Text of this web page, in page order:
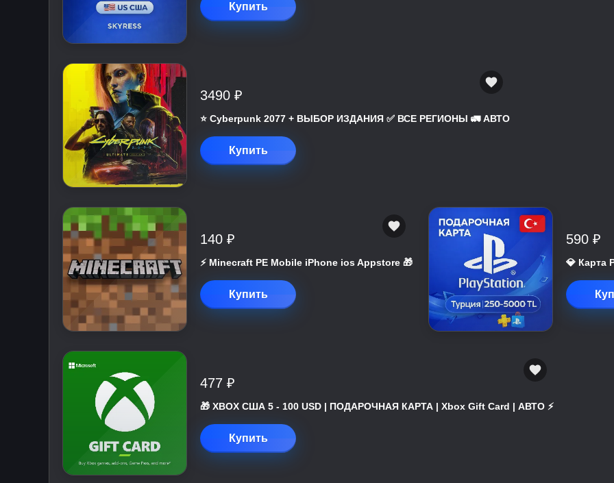
Купить
3490 ₽
⭐ Cyberpunk 2077 + ВЫБОР ИЗДАНИЯ ✅ ВСЕ РЕГИОНЫ 🚛 АВТО
Купить
140 ₽
⚡️ Minecraft PE Mobile iPhone ios Appstore 🎁
Купить
590 ₽
💎 Карта
477 ₽
🎁 XBOX США 5 - 100 USD | ПОДАРОЧНАЯ КАРТА | Xbox Gift Card | АВТО ⚡
Купить